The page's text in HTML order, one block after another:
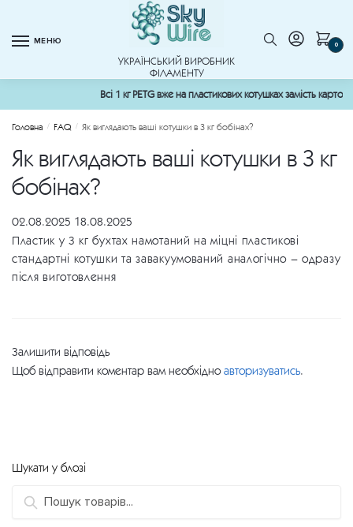
navigation
contentМЕНЮ
УКРАЇНСЬКИЙ ВИРОБНИК
ФІЛАМЕНТУ
0
Всі 1 кг PETG вже на пластикових котушках замість
Головна / FAQ / Як виглядають ваші котушки в 3 кг бобінах?
Як виглядають ваші котушки в 3 кг
бобінах?
02.08.2025 18.08.2025
Пластик у 3 кг бухтах намотаний на міцні пластикові
стандартні котушки та завакуумований аналогічно – одразу
після виготовлення
Залишити відповідь
Щоб відправити коментар вам необхідноавторизуватись.
Шукати у блозі
Пошук: